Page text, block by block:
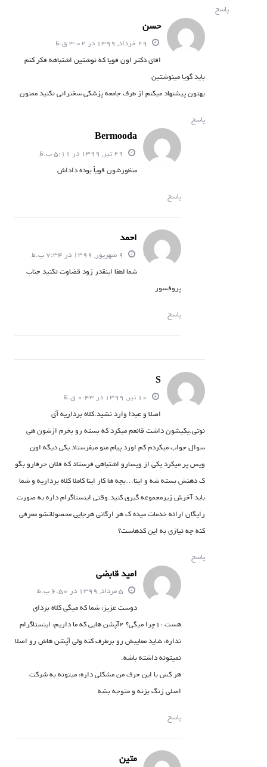
پاسخ
حسن
اقای دکتر اون قویا که نوشتین اشتباهه فکر کنم
باید گویا مینوشتین
بهتون پیشنهاد میکنم از طرف جامعه پزشکی سخنرانی نکنید ممنون
پاسخ
Bermooda
منظورشون قویاً بوده داداش
پاسخ
احمد
شما لطفا اینقدر زود قضاوت نکنید جناب
پروفسور
پاسخ
S
اصلا و عبدا وارد نشید.کلاه برداریه آی
نوتی.یکیشون داشت قانعم میکرد که بسته رو بخرم ازشون هی
سوال جواب میکردم کم اورد پیام منو میفرستاد یکی دیگه اون
ویس پر میکرد یکی از ویسارو اشتباهی فرستاد که فلان حرفارو بگو
ک دهنش بسته شه و اینا…بچه ها کار اینا کاملا کلاه برداریه و شما
باید آخرش زیرمجموعه گیری کنید.وقتی اینستاگرام داره به صورت
رایگان ارائه خدمات میده ک هر ارگانی هرجایی محصولاتشو معرفی
کنه چه نیازی به این کدهاست؟
پاسخ
امید قابضی
5 مرداد, 1399 در 6:50 ب.ظ
دوست عزیز، شما که میگی کلاه بردای
هست :1چرا میگی؟ 2آپشن هایی که ما داریم، اینستاگرام
نداره، شاید معایبش رو برطرف کنه ولی آپشن هاش رو اصلا
نمیتونه داشته باشه.
هر کس با این حرف من مشکلی داره، میتونه به شرکت
اصلی زنگ بزنه و متوجه بشه
پاسخ
متین